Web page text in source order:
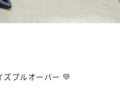
ズプルオーバー 💚